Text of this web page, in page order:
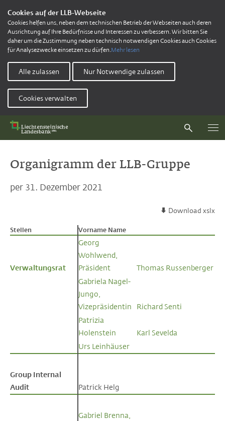
Cookies auf der LLB-Webseite
Cookies helfen uns, neben dem technischen Betrieb der Webseiten auch deren
Ausrichtung auf Ihre Bedürfnisse und Interessen zu verbessern. Wir bitten Sie
daher um die Zustimmung neben technisch notwendigen Cookies auch Cookies
für Analysezwecke einsetzen zu dürfen.Mehr lesen
Alle zulassen Nur Notwendige zulassen
Cookies verwalten
Organigramm der LLB-Gruppe
per 31. Dezember 2021
Download xslx
Stellen Vorname Name
Verwaltungsrat
Georg
Wohlwend,
Präsident
Thomas Russenberger
Gabriela Nagel-
Jungo,
Vizepräsidentin
Richard Senti
Patrizia
Holenstein
Karl Sevelda
Urs Leinhäuser
Group Internal
Audit
Patrick Helg
Gabriel Brenna,
Stellen
Verwaltungsrat
Group Internal
Audit